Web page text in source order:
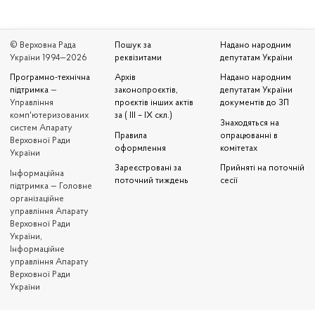
© Верховна Рада
України 1994—2026
Програмно-технічна
підтримка —
Управління
комп'ютеризованих
систем Апарату
Верховної Ради
України
Iнформаційна
підтримка — Головне
організаційне
управління Апарату
Верховної Ради
України,
Інформаційне
управління Апарату
Верховної Ради
України
Пошук за
реквізитами
Архів
законопроєктів,
проєктів інших актів
за ( III – IX скл.)
Правила
оформлення
Зареєстровані за
поточний тиждень
Надано народним
депутатам України
Надано народним
депутатам України
документів до ЗП
Знаходяться на
опрацюванні в
комітетах
Прийняті на поточній
сесії